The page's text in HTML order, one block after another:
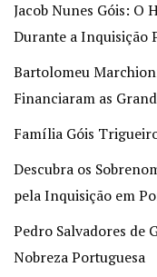
Jacob Nunes Góis: O
Durante a Inquisição
Bartolomeu
Financiaram as
Família Góis
Descubra os
pela Inquisição em
Pedro Salvadores de
Nobreza Portuguesa